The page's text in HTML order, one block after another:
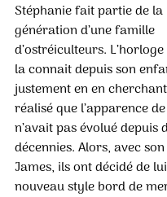
Stéphanie fait partie de la
génération d’une famille
d’ostréiculteurs.
la connait depuis son
justement en en
réalisé que l’apparence
n’avait pas évolué depuis
décennies. Alors, avec
James, ils ont décidé de
nouveau style bord de